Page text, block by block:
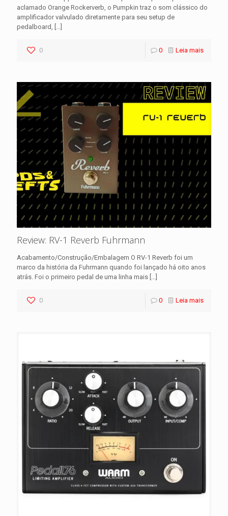
aclamado Orange Rockerverb, o Pumpkin traz o som clássico do
amplificador valvulado diretamente para seu setup de
pedalboard, […]
0 0 Leia mais
Review: RV-1 Reverb Fuhrmann
Acabamento/Construção/Embalagem O RV-1 Reverb foi um
marco da história da Fuhrmann quando foi lançado há oito anos
atrás. Foi o primeiro pedal de uma linha mais […]
0 0 Leia mais